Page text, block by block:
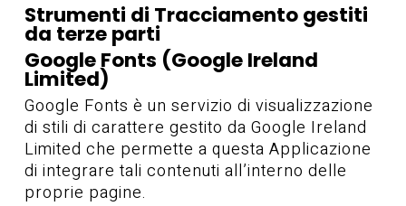
Strumenti di Tracciamento gestiti
da terze parti
Google Fonts (Google Ireland
Limited)
Google Fonts è un servizio di visualizzazione
di stili di carattere gestito da Google Ireland
Limited che permette a questa Applicazione
di integrare tali contenuti all’interno delle
proprie pagine.